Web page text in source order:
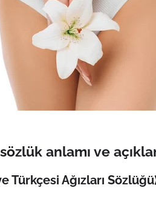
anlamı ve
Türkçesi Ağızları